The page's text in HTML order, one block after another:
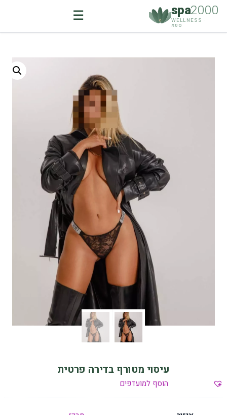
spa2000
WELLNESS ·
ספא ☰
עיסוי מטורף בדירה פרטית
הוסף למועדפים